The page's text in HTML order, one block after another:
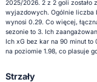
2025/2026. 2 z 2 goli zostało
wyjazdowych. Ogólnie liczba
wynosi 0.29. Co więcej,
sezonie to 3. Ich
Ich xG bez kar na 90 minut
na poziomie 1.98, co plasuje
Strzały